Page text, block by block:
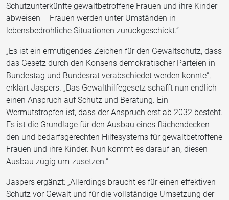
Schutzunterkünfte gewaltbetroffene Frauen und ihre Kinder
abweisen – Frauen werden unter Umständen in
lebensbedrohliche Situationen zurückgeschickt.“
„Es ist ein ermutigendes Zeichen für den Gewaltschutz, dass
das Gesetz durch den Konsens demokratischer Parteien in
Bundestag und Bundesrat verabschiedet werden konnte“,
erklärt Jaspers. „Das Gewalthilfegesetz schafft nun endlich
einen Anspruch auf Schutz und Beratung. Ein
Wermutstropfen ist, dass der Anspruch erst ab 2032 besteht.
Es ist die Grundlage für den Ausbau eines flächendecken-
den und bedarfsgerechten Hilfesystems für gewaltbetroffene
Frauen und ihre Kinder. Nun kommt es darauf an, diesen
Ausbau zügig um-zusetzen.“
Jaspers ergänzt: „Allerdings braucht es für einen effektiven
Schutz vor Gewalt und für die vollständige Umsetzung der